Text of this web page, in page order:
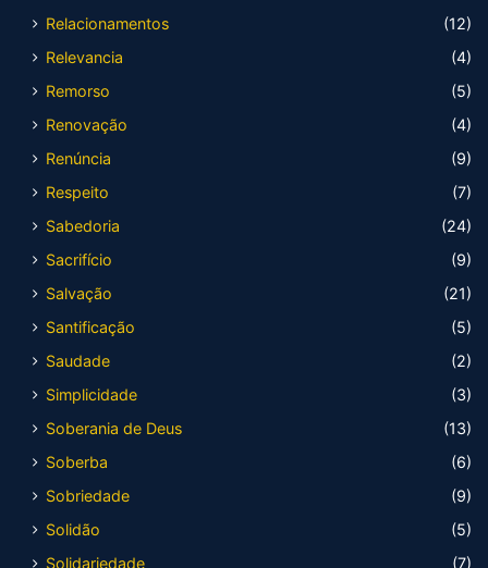
Relacionamentos
(12)
Relevancia
(4)
Remorso
(5)
Renovação
(4)
Renúncia
(9)
Respeito
(7)
Sabedoria
(24)
Sacrifício
(9)
Salvação
(21)
Santificação
(5)
Saudade
(2)
Simplicidade
(3)
Soberania de Deus
(13)
Soberba
(6)
Sobriedade
(9)
Solidão
(5)
Solidariedade
(7)